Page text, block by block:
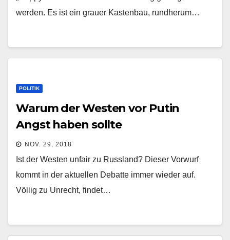
werden. Es ist ein grauer Kastenbau, rundherum…
POLITIK
Warum der Westen vor Putin
Angst haben sollte
NOV. 29, 2018
Ist der Westen unfair zu Russland? Dieser Vorwurf
kommt in der aktuellen Debatte immer wieder auf.
Völlig zu Unrecht, findet…